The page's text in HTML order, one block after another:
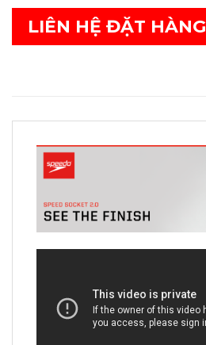
LIÊN HỆ ĐẶT HÀNG